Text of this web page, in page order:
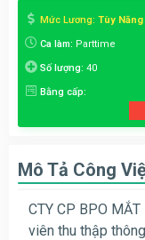
Mức Lương: Tùy Năng
Ca làm: Parttime
Số lượng: 40
Bằng cấp:
Mô Tả Công
CTY CP BPO
viên thu thập